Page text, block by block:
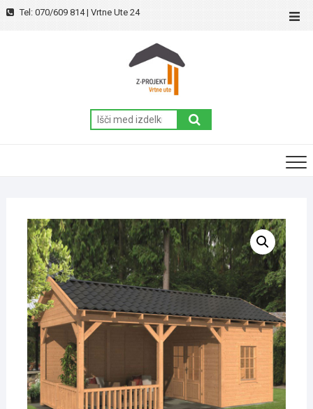
Skip Tel: 070/609 814 | Vrtne Ute 24
Išči: